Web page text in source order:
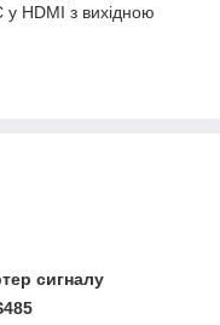
HDMI з вихідною
сигналу